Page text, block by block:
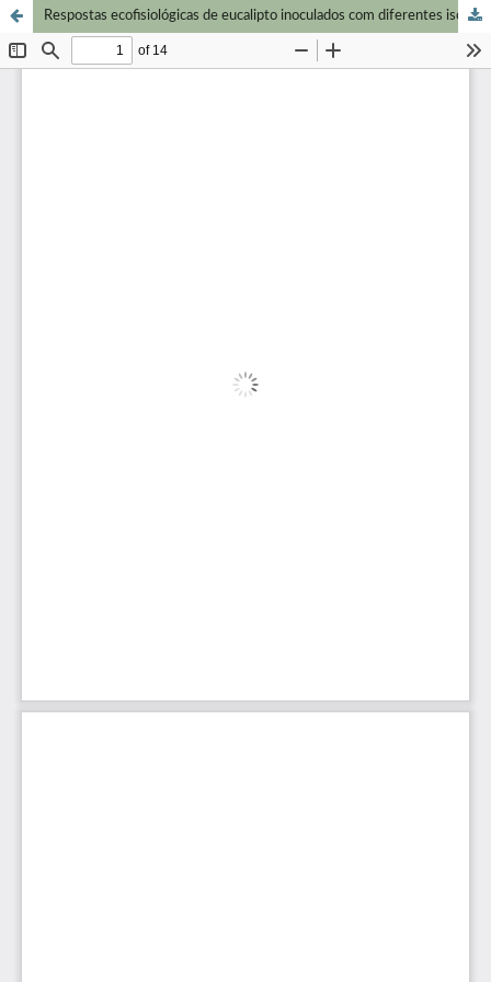
Respostas ecofisiológicas de eucalipto inoculados com diferentes isolados de Ceratocystis fimbriata